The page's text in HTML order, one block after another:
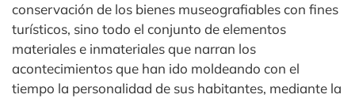
conservación de los bienes museografiables con fines
turísticos, sino todo el conjunto de elementos
materiales e inmateriales que narran los
acontecimientos que han ido moldeando con el
tiempo la personalidad de sus habitantes, mediante la